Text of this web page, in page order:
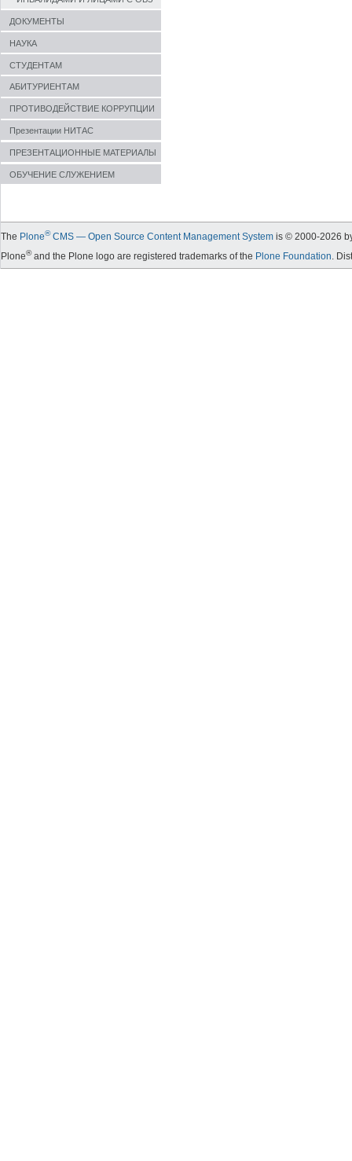
ДОКУМЕНТЫ
НАУКА
СТУДЕНТАМ
АБИТУРИЕНТАМ
ПРОТИВОДЕЙСТВИЕ КОРРУПЦИИ
Презентации НИТАС
ПРЕЗЕНТАЦИОННЫЕ МАТЕРИАЛЫ
ОБУЧЕНИЕ СЛУЖЕНИЕМ
The Plone®CMS — Open Source Content Management System is © 2000-2026
Plone®and the Plone logo are registered trademarks of the Plone Foundation.